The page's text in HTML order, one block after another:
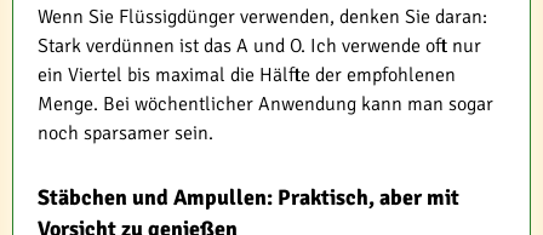
Wenn Sie Flüssigdünger verwenden, denken Sie daran:
Stark verdünnen ist das A und O. Ich verwende oft nur
ein Viertel bis maximal die Hälfte der empfohlenen
Menge. Bei wöchentlicher Anwendung kann man sogar
noch sparsamer sein.
Stäbchen und Ampullen: Praktisch, aber mit
Vorsicht zu genießen